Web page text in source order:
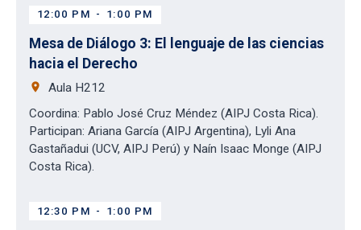
12:00 PM - 1:00 PM
Mesa de Diálogo 3: El lenguaje de las ciencias
hacia el Derecho
place
Aula H212
Coordina: Pablo José Cruz Méndez (AIPJ Costa Rica).
Participan: Ariana García (AIPJ Argentina), Lyli Ana
Gastañadui (UCV, AIPJ Perú) y Naín Isaac Monge (AIPJ
Costa Rica).
12:30 PM - 1:00 PM